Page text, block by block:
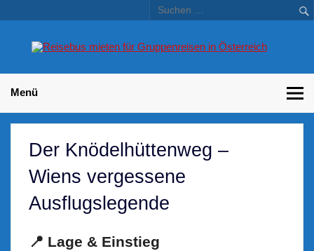
–
Menü
Der Knödelhüttenweg –
Wiens vergessene
Ausflugslegende
📍 Lage & Einstieg